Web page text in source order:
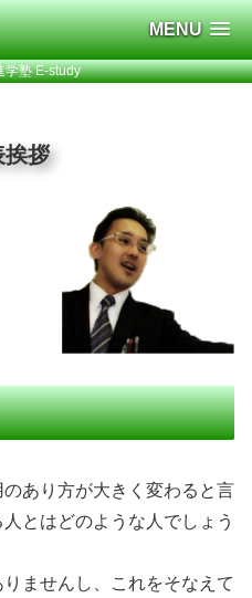
MENU
塾 E-study
拶
あり方が大きく変わると言
とはどのような人でしょう
ませんし、これをそなえて